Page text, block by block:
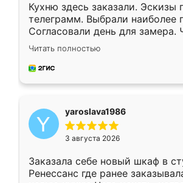
Кухню здесь заказали. Эскизы
телеграмм. Выбрали наиболее
Согласовали день для замера.
недели кухня была уже готова.
довольны работой. Спасибо
мебель за качественную работу!
Читать полностью
yaroslava1986
3 августа 2026
Заказала себе новый шкаф в
Ренессанс где ранее